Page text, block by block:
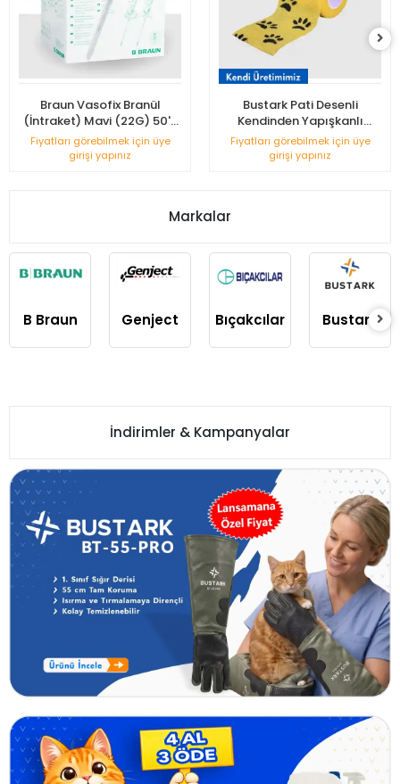
Braun Vasofix Branül
(İntraket) Mavi (22G) 50'li
Kutu
Fiyatları görebilmek için üye
girişi yapınız
Bustark Pati Desenli
Kendinden Yapışkanlı
Bandaj5cmx4,5m - Sarı
Fiyatları görebilmek için üye
girişi yapınız
Markalar
B Braun Genject Bıçakcılar Bustark
İndirimler & Kampanyalar